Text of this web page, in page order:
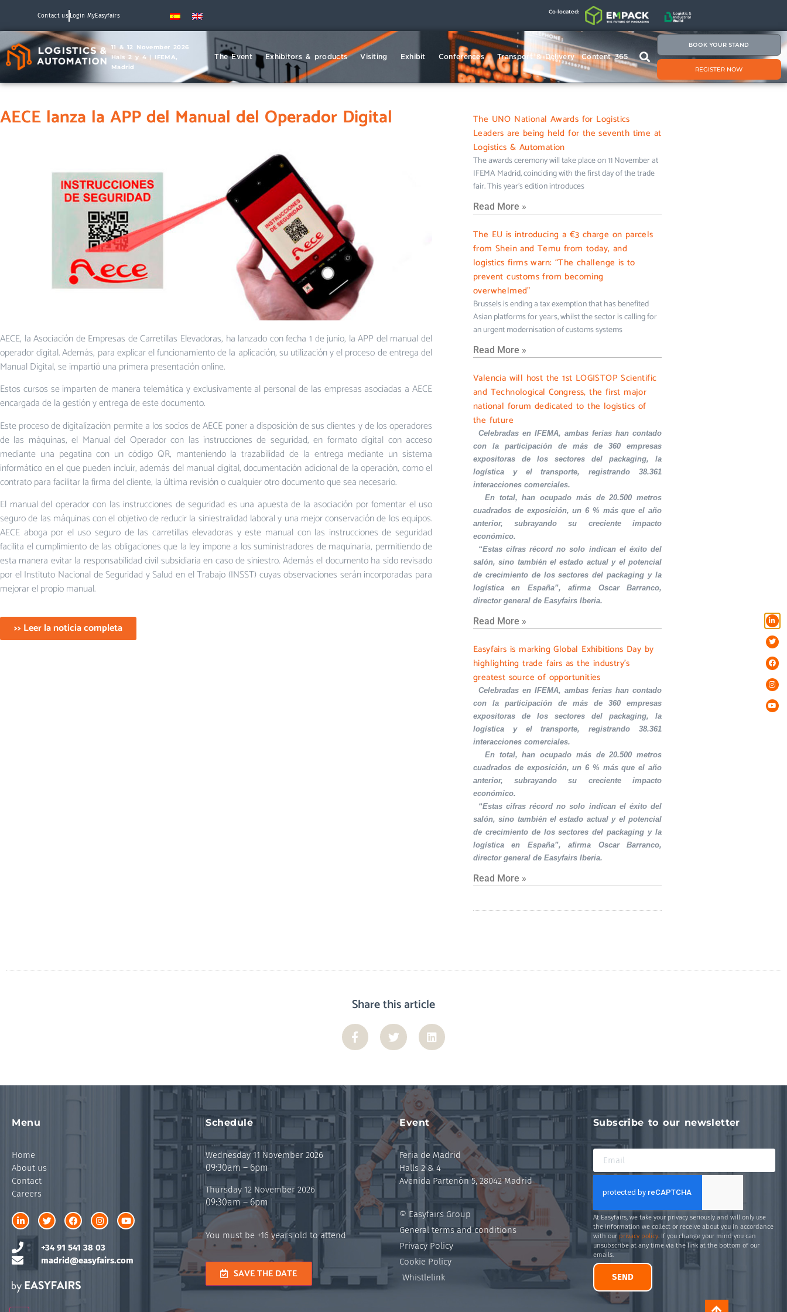
Contact us Login MyEasyfairs
Co-located:
11 & 12 November 2026
Hals 2 y 4 | IFEMA,
Madrid
The Event Exhibitors & products Visiting Exhibit Conferences Transport & Delivery Content 365
BOOK YOUR STAND
REGISTER NOW
AECE lanza la APP del Manual del Operador Digital
AECE, la Asociación de Empresas de Carretillas Elevadoras, ha lanzado con fecha 1 de junio, la APP del manual del
operador digital. Además, para explicar el funcionamiento de la aplicación, su utilización y el proceso de entrega del
Manual Digital, se impartió una primera presentación online.
Estos cursos se imparten de manera telemática y exclusivamente al personal de las empresas asociadas a AECE
encargada de la gestión y entrega de este documento.
Este proceso de digitalización permite a los socios de AECE poner a disposición de sus clientes y de los operadores
de las máquinas, el Manual del Operador con las instrucciones de seguridad, en formato digital con acceso
mediante una pegatina con un código QR, manteniendo la trazabilidad de la entrega mediante un sistema
informático en el que pueden incluir, además del manual digital, documentación adicional de la operación, como el
contrato para facilitar la firma del cliente, la última revisión o cualquier otro documento que sea necesario.
El manual del operador con las instrucciones de seguridad es una apuesta de la asociación por fomentar el uso
seguro de las máquinas con el objetivo de reducir la siniestralidad laboral y una mejor conservación de los equipos.
AECE aboga por el uso seguro de las carretillas elevadoras y este manual con las instrucciones de seguridad
facilita el cumplimiento de las obligaciones que la ley impone a los suministradores de maquinaria, permitiendo de
esta manera evitar la responsabilidad civil subsidiaria en caso de siniestro. Además el documento ha sido revisado
por el Instituto Nacional de Seguridad y Salud en el Trabajo (INSST) cuyas observaciones serán incorporadas para
mejorar el propio manual.
>> Leer la noticia completa
The UNO National Awards for Logistics
Leaders are being held for the seventh time at
Logistics & Automation
The awards ceremony will take place on 11 November at
IFEMA Madrid, coinciding with the first day of the trade
fair. This year’s edition introduces
Read More »
The EU is introducing a €3 charge on parcels
from Shein and Temu from today, and
logistics firms warn: “The challenge is to
prevent customs from becoming
overwhelmed”
Brussels is ending a tax exemption that has benefited
Asian platforms for years, whilst the sector is calling for
an urgent modernisation of customs systems
Read More »
Valencia will host the 1st LOGISTOP Scientific
and Technological Congress, the first major
national forum dedicated to the logistics of
the future
Celebradas en IFEMA, ambas ferias han contado
con la participación de más de 360 empresas
expositoras de los sectores del packaging, la
logística y el transporte, registrando 38.361
interacciones comerciales.
En total, han ocupado más de 20.500 metros
cuadrados de exposición, un 6 % más que el año
anterior, subrayando su creciente impacto
económico.
“Estas cifras récord no solo indican el éxito del
salón, sino también el estado actual y el potencial
de crecimiento de los sectores del packaging y la
logística en España”, afirma Oscar Barranco,
director general de Easyfairs Iberia.
Read More »
Easyfairs is marking Global Exhibitions Day by
highlighting trade fairs as the industry’s
greatest source of opportunities
Celebradas en IFEMA, ambas ferias han contado
con la participación de más de 360 empresas
expositoras de los sectores del packaging, la
logística y el transporte, registrando 38.361
interacciones comerciales.
En total, han ocupado más de 20.500 metros
cuadrados de exposición, un 6 % más que el año
anterior, subrayando su creciente impacto
económico.
“Estas cifras récord no solo indican el éxito del
salón, sino también el estado actual y el potencial
de crecimiento de los sectores del packaging y la
logística en España”, afirma Oscar Barranco,
director general de Easyfairs Iberia.
Read More »
Share this article
Menu
Home
About us
Contact
Careers
+34 91 541 38 03
madrid@easyfairs.com
Schedule
Wednesday 11 November 2026
09:30am – 6pm
Thursday 12 November 2026
09:30am – 6pm
You must be +16 years old to attend
SAVE THE DATE
Event
Feria de Madrid
Halls 2 & 4
Avenida Partenón 5, 28042 Madrid
© Easyfairs Group
General terms and conditions
Privacy Policy
Cookie Policy
Whistlelink
Subscribe to our newsletter
At Easyfairs, we take your privacy seriously and will only use
the information we collect or receive about you in accordance
with our privacy policy. If you change your mind you can
unsubscribe at any time via the link at the bottom of our
emails.
SEND